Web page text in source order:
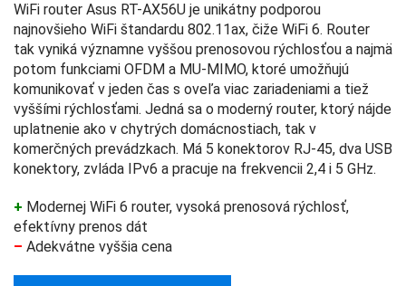
WiFi router Asus RT-AX56U je unikátny podporou
najnovšieho WiFi štandardu 802.11ax, čiže WiFi 6. Router
tak vyniká významne vyššou prenosovou rýchlosťou a najmä
potom funkciami OFDM a MU-MIMO, ktoré umožňujú
komunikovať v jeden čas s oveľa viac zariadeniami a tiež
vyššími rýchlosťami. Jedná sa o moderný router, ktorý nájde
uplatnenie ako v chytrých domácnostiach, tak v
komerčných prevádzkach. Má 5 konektorov RJ-45, dva USB
konektory, zvláda IPv6 a pracuje na frekvencii 2,4 i 5 GHz.
+ Modernej WiFi 6 router, vysoká prenosová rýchlosť,
efektívny prenos dát
– Adekvátne vyššia cena